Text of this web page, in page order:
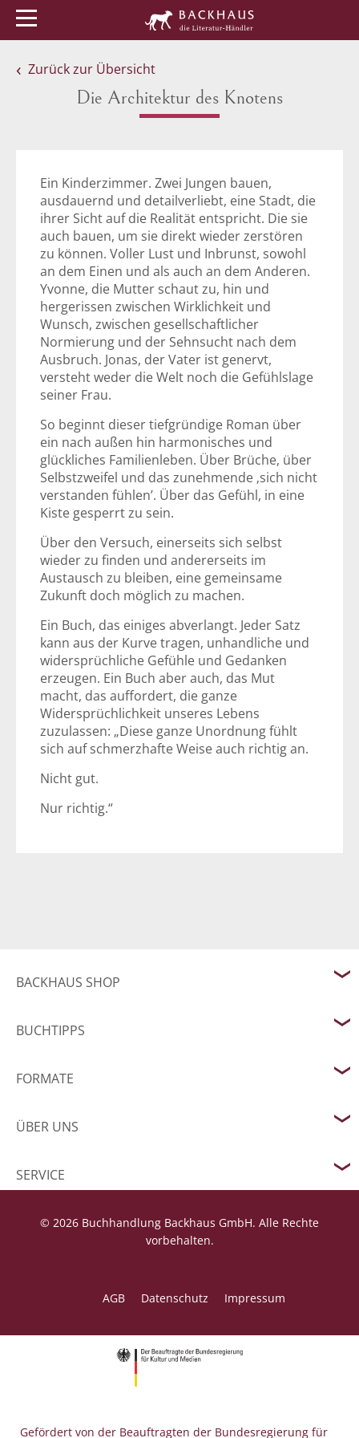
Zurück zur Übersicht
Die Architektur des Knotens
Ein Kinderzimmer. Zwei Jungen bauen,
ausdauernd und detailverliebt, eine Stadt, die
ihrer Sicht auf die Realität entspricht. Die sie
auch bauen, um sie direkt wieder zerstören
zu können. Voller Lust und Inbrunst, sowohl
an dem Einen und als auch an dem Anderen.
Yvonne, die Mutter schaut zu, hin und
hergerissen zwischen Wirklichkeit und
Wunsch, zwischen gesellschaftlicher
Normierung und der Sehnsucht nach dem
Ausbruch. Jonas, der Vater ist genervt,
versteht weder die Welt noch die Gefühlslage
seiner Frau.
So beginnt dieser tiefgründige Roman über
ein nach außen hin harmonisches und
glückliches Familienleben. Über Brüche, über
Selbstzweifel und das zunehmende ‚sich nicht
verstanden fühlen’. Über das Gefühl, in eine
Kiste gesperrt zu sein.
Über den Versuch, einerseits sich selbst
wieder zu finden und andererseits im
Austausch zu bleiben, eine gemeinsame
Zukunft doch möglich zu machen.
Ein Buch, das einiges abverlangt. Jeder Satz
kann aus der Kurve tragen, unhandliche und
widersprüchliche Gefühle und Gedanken
erzeugen. Ein Buch aber auch, das Mut
macht, das auffordert, die ganze
Widersprüchlichkeit unseres Lebens
zuzulassen: „Diese ganze Unordnung fühlt
sich auf schmerzhafte Weise auch richtig an.
Nicht gut.
Nur richtig.“
BACKHAUS SHOP
BUCHTIPPS
FORMATE
ÜBER UNS
SERVICE
© 2026 Buchhandlung Backhaus GmbH. Alle Rechte
vorbehalten.
AGB Datenschutz Impressum
Gefördert von der Beauftragten der Bundesregierung für